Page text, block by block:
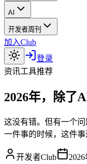
AI
开发者周刊
加入Club
登录
资讯工具推荐
2026年，除了
这没有错。但有一个
一件事的时候，这件事
开发者Club